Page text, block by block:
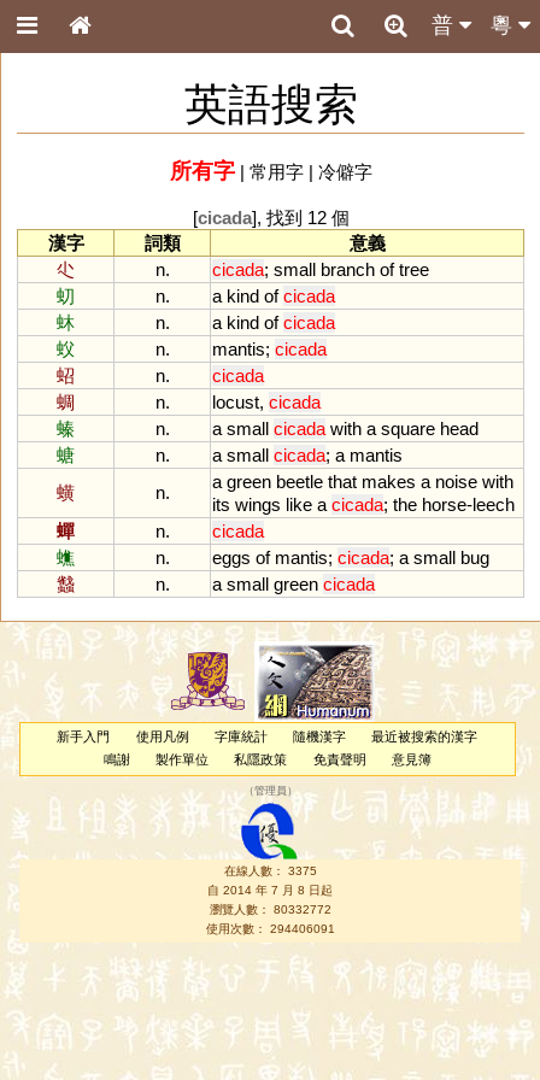
粵
普
英語搜索
所有字| 常用字| 冷僻字
[cicada], 找到 12 個
漢字
詞類
意義
尐
n. cicada; small branch of tree
虭
n. a kind of cicada
蚞
n. a kind of cicada
蚥
n. mantis; cicada
蛁
n.
cicada
蜩
n. locust, cicada
螓
n. a small cicada with a square head
螗
n. a small cicada; a mantis
蟥
n.
a green beetle that makes a noise with
its wings like a cicada; the horse-leech
蟬
n.
cicada
蟭
n. eggs of mantis; cicada; a small bug
蠽
n. a small green cicada
新手入門 使用凡例 字庫統計 隨機漢字
最近被搜索的漢字
鳴謝
製作單位 私隱政策 免責聲明 意見簿
（管理員 ）
在線人數： 3375
自 2014 年 7 月 8 日起
瀏覽人數： 80332772
使用次數： 294406091